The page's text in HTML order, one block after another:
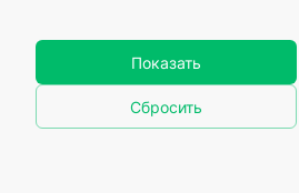
Показать
Сбросить